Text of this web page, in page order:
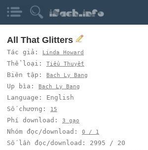
All That Glitters
Tác giả: Linda Howard
Thể loại: Tiểu Thuyết
Biên tập: Bach Ly Bang
Up bìa: Bach Ly Bang
Language: English
Số chương:
15
Phí download: 3 gạo
Nhóm đọc/download: 0 / 1
Số lần đọc/download: 2995 / 20